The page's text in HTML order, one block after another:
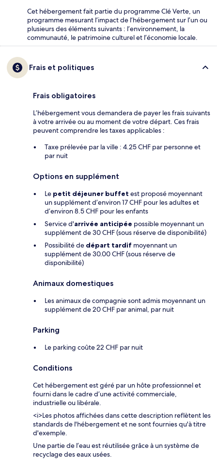
Cet hébergement fait partie du programme Clé Verte, un
programme mesurant l’impact de l’hébergement sur l’un ou
plusieurs des éléments suivants : l’environnement, la
communauté, le patrimoine culturel et l’économie locale.
Frais et politiques
Frais obligatoires
L’hébergement vous demandera de payer les frais suivants
à votre arrivée ou au moment de votre départ. Ces frais
peuvent comprendre les taxes applicables :
Taxe prélevée par la ville : 4.25 CHF par personne et
par nuit
Options en supplément
Le petit déjeuner buffet est proposé moyennant
un supplément d’environ 17 CHF pour les adultes et
d’environ 8.5 CHF pour les enfants
Service d'arrivée anticipée possible moyennant un
supplément de 30 CHF (sous réserve de disponibilité)
Possibilité de départ tardif moyennant un
supplément de 30.00 CHF (sous réserve de
disponibilité)
Animaux domestiques
Les animaux de compagnie sont admis moyennant un
supplément de 20 CHF par animal, par nuit
Parking
Le parking coûte 22 CHF par nuit
Conditions
Cet hébergement est géré par un hôte professionnel et
fourni dans le cadre d’une activité commerciale,
industrielle ou libérale.
<i>Les photos affichées dans cette description reflètent les
standards de l'hébergement et ne sont fournies qu'à titre
d'exemple.
Une partie de l’eau est réutilisée grâce à un système de
recyclage des eaux usées.